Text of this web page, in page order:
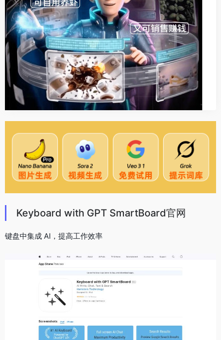
Keyboard with GPT SmartBoard官网
键盘中集成 AI，提高工作效率